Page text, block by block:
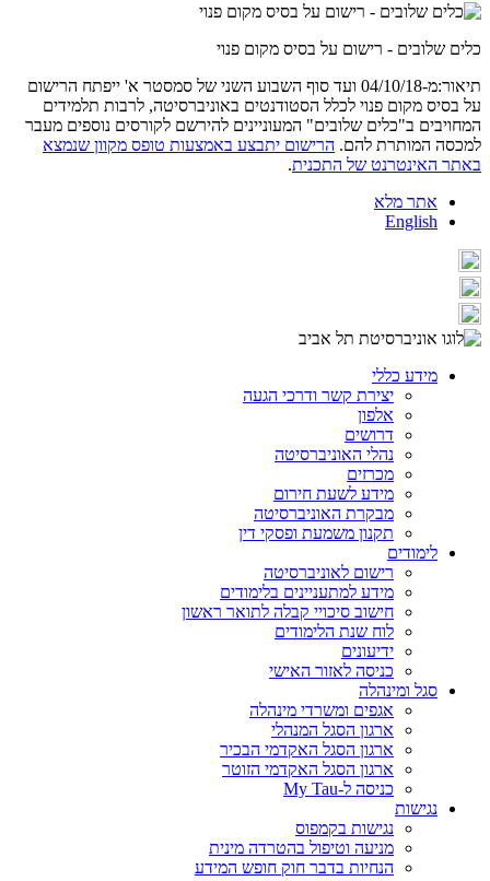
כלים שלובים - רישום על בסיס מקום פנוי
תיאור:מ-04/10/18 ועד סוף השבוע השני של סמסטר א' ייפתח הרישום
על בסיס מקום פנוי לכלל הסטודנטים באוניברסיטה, לרבות תלמידים
המחויבים ב"כלים שלובים" המעוניינים להירשם לקורסים נוספים מעבר
למכסה המותרת להם. הרישום יתבצע באמצעות טופס מקוון שנמצא
באתר האינטרנט של התכנית.
אתר מלא
English
מידע כללי
יצירת קשר ודרכי הגעה
אלפון
דרושים
נהלי האוניברסיטה
מכרזים
מידע לשעת חירום
מבקרת האוניברסיטה
תקנון משמעת ופסקי דין
לימודים
רישום לאוניברסיטה
מידע למתעניינים בלימודים
חישוב סיכויי קבלה לתואר ראשון
לוח שנת הלימודים
ידיעונים
כניסה לאזור האישי
סגל ומינהלה
אגפים ומשרדי מינהלה
ארגון הסגל המנהלי
ארגון הסגל האקדמי הבכיר
ארגון הסגל האקדמי הזוטר
כניסה ל-My Tau
נגישות
נגישות בקמפוס
מניעה וטיפול בהטרדה מינית
הנחיות בדבר חוק חופש המידע